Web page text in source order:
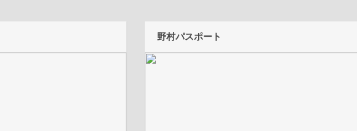
野村パスポート